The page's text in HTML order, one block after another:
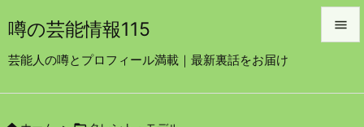
噂の芸能情報115
芸能人の噂とプロフィール満載｜最新裏話をお届け
